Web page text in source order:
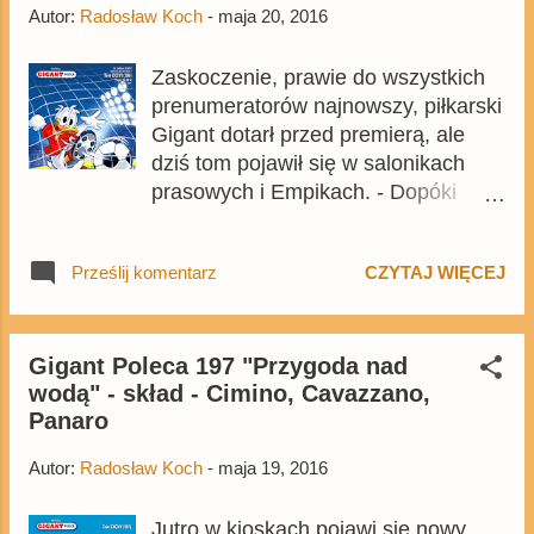
Wirtualna i romantyczna - 35 s...
Ryjówki przeznaczenia ) oraz
z Norbertem Rybarczykiem. Również
czekamy na album, a w
międzyczasie, jeżeli do tej pory nie
przeczytaliście, polecamy
zapoznanie się z komiksami Janusza
materiały prasowe - Egmont Polska
Autor: Radosław Koch - maja 20, 2016
Zaskoczenie, prawie do wszystkich
prenumeratorów najnowszy, piłkarski
Gigant dotarł przed premierą, ale
dziś tom pojawił się w salonikach
prasowych i Empikach. - Dopóki
- Obrońca dzieci i młodzieży - 26
strony - Wyprawa po śrubę - 17 stron
- Uczulony - 1 strona - Zawracanie
gitary - rys. Silvia Ziche - 27 stron -
Niechciane towarzystwo - 20 stron -
Prześlij komentarz CZYTAJ WIĘCEJ
Gigant Poleca 197 "Przygoda nad
wodą" - skład - Cimino, Cavazzano,
Panaro
Autor: Radosław Koch - maja 19, 2016
Jutro w kioskach pojawi się nowy